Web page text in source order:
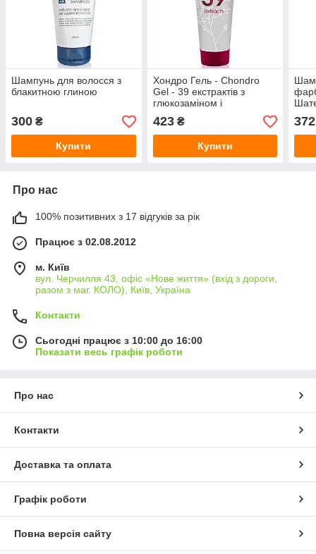
Шампунь для волосся з
блакитною глиною
300 ₴
Купити
Хондро Гель - Chondro
Gel - 39 екстрактів з
глюкозаміном і
хондроїтином
423₴
Купити
372
Про нас
100% позитивних з 17 відгуків за рік
Працює з 02.08.2012
м. Київ
вул. Черчилля 43, офіс «Нове життя» (вхід з дороги,
разом з маг. КОЛО), Київ, Україна
Контакти
Сьогодні працює з 10:00 до 16:00
Показати весь графік роботи
Про нас
Контакти
Доставка та оплата
Графік роботи
Повна версія сайту